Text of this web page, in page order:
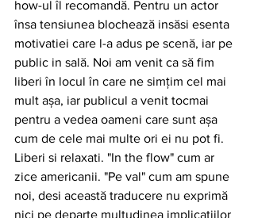
how-ul îl recomandă. Pentru un actor
însa tensiunea blochează insăsi esenta
motivatiei care l-a adus pe scenă, iar pe
public in sală. Noi am venit ca să fim
liberi în locul în care ne simțim cel mai
mult așa, iar publicul a venit tocmai
pentru a vedea oameni care sunt așa
cum de cele mai multe ori ei nu pot fi.
Liberi si relaxati. "In the flow" cum ar
zice americanii. "Pe val" cum am spune
noi, desi această traducere nu exprimă
nici pe departe multudinea implicatiilor